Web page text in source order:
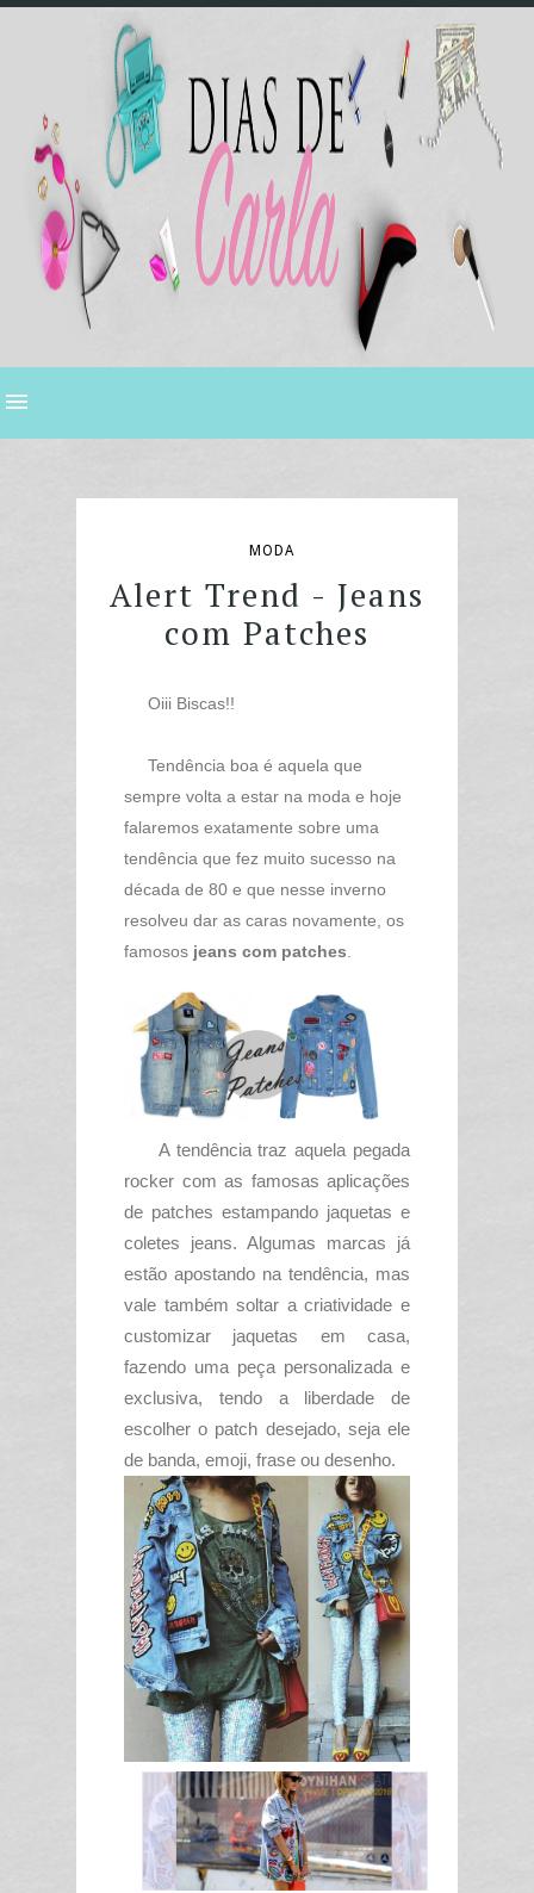
MODA
Alert Trend - Jeans
com Patches
Oiii Biscas!!
Tendência boa é aquela que
sempre volta a estar na moda e hoje
falaremos exatamente sobre uma
tendência que fez muito sucesso na
década de 80 e que nesse inverno
resolveu dar as caras novamente, os
famosos jeans com patches
A tendência traz aquela pegada
rocker com as famosas aplicações
de patches estampando jaquetas e
coletes jeans. Algumas marcas já
estão apostando na tendência, mas
vale também soltar a criatividade e
customizar jaquetas em casa,
fazendo uma peça personalizada e
exclusiva, tendo a liberdade de
escolher o patch desejado, seja ele
de banda, emoji, frase ou desenho.